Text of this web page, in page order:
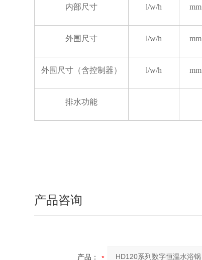
内部尺寸 l/w/h mm
外围尺寸 l/w/h mm
外围尺寸（含控制器） l/w/h mm
排水功能
产品咨询
产品：